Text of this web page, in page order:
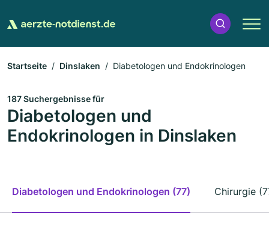
Startseite Dinslaken Diabetologen und Endokrinologen
187 Suchergebnisse für
Diabetologen und
Endokrinologen in Dinslaken
Diabetologen und Endokrinologen (77) Chirurgie